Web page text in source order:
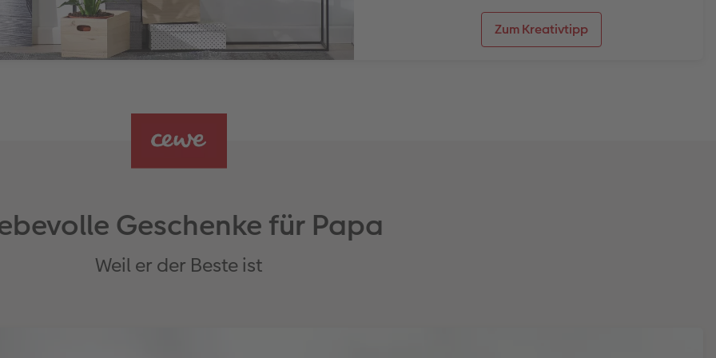
Zum Kreativtipp
Geschenke für Papa
Weil er der Beste ist